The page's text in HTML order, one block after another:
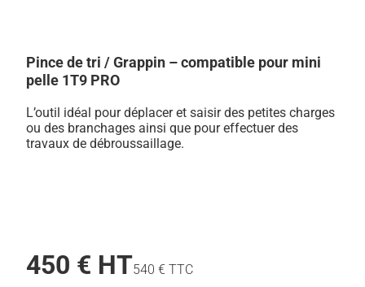
Pince de tri / Grappin – compatible pour mini
pelle 1T9 PRO
L’outil idéal pour déplacer et saisir des petites charges
ou des branchages ainsi que pour effectuer des
travaux de débroussaillage.
450 € HT540 € TTC